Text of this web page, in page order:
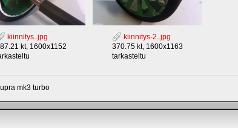
kiinnitys..jpg
kt, 1600x1152
kiinnitys-2..jpg
370.75 kt, 1600x1163
tarkasteltu
mk3 turbo